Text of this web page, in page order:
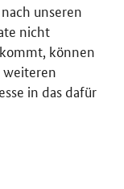
unseren
nicht
können
weiteren
in das dafür